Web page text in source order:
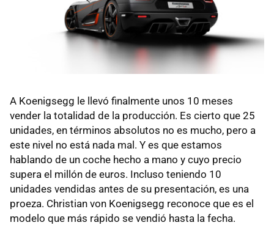
A Koenigsegg le llevó finalmente unos 10 meses
vender la totalidad de la producción. Es cierto que 25
unidades, en términos absolutos no es mucho, pero a
este nivel no está nada mal. Y es que estamos
hablando de un coche hecho a mano y cuyo precio
supera el millón de euros. Incluso teniendo 10
unidades vendidas antes de su presentación, es una
proeza. Christian von Koenigsegg reconoce que es el
modelo que más rápido se vendió hasta la fecha.